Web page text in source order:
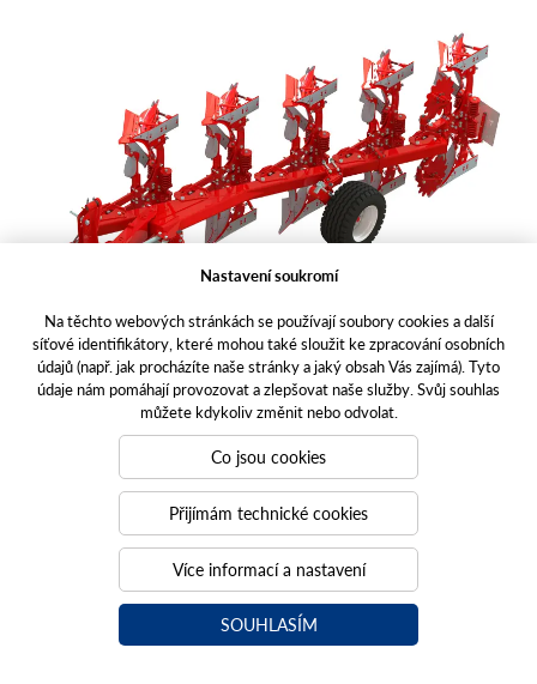
NESENÉ PLUHY JUPITER II 140
JUPITER II 140 jsou čtyř a pětiradličné nesené otočné
pluhy určené pro traktory od výkonu 110 koní. Při
konstrukci je kladen především důraz na kvalitní
zpracování v kombinaci s dlouhou životností všech
komponentů.
Nastavení soukromí
Na těchto webových stránkách se používají soubory cookies a další
síťové identifikátory, které mohou také sloužit ke zpracování osobních
údajů (např. jak procházíte naše stránky a jaký obsah Vás zajímá). Tyto
údaje nám pomáhají provozovat a zlepšovat naše služby. Svůj souhlas
můžete kdykoliv změnit nebo odvolat.
Co jsou cookies
Přijímám technické cookies
Více informací a nastavení
SOUHLASÍM